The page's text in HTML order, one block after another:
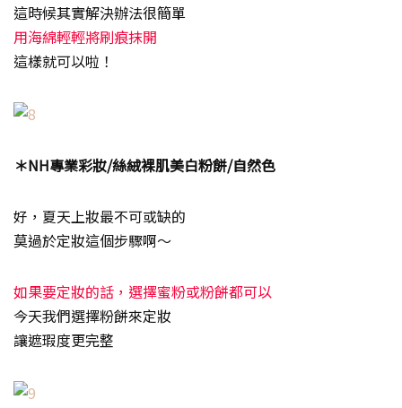
這時候其實解決辦法很簡單
用海綿輕輕將刷痕抹開
這樣就可以啦！
＊NH專業彩妝/絲絨裸肌美白粉餅/自然色
好，夏天上妝最不可或缺的
莫過於定妝這個步驟啊～
如果要定妝的話，選擇蜜粉或粉餅都可以
今天我們選擇粉餅來定妝
讓遮瑕度更完整